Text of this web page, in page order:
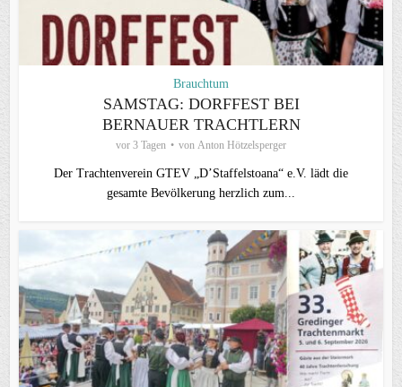
Brauchtum
SAMSTAG: DORFFEST BEI
BERNAUER TRACHTLERN
vor 3 Tagen von Anton Hötzelsperger
Der Trachtenverein GTEV „D’Staffelstoana“ e.V. lädt die
gesamte Bevölkerung herzlich zum...